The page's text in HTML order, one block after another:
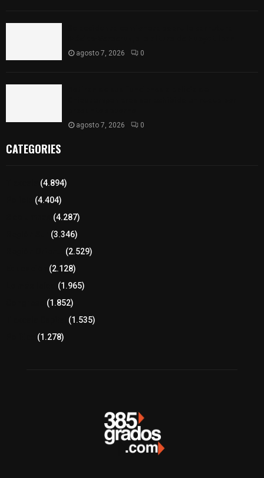
agosto 7, 2026 0
agosto 7, 2026 0
CATEGORIES
(4.894)
(4.404)
(4.287)
(3.346)
(2.529)
(2.128)
(1.965)
(1.852)
(1.535)
(1.278)